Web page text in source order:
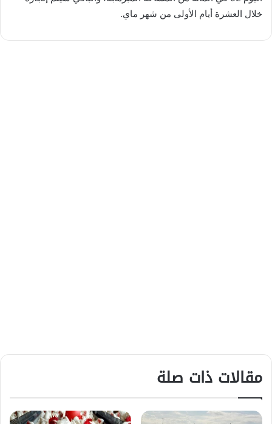
خلال العشرة أيام الأولى من شهر ماي.
مقالات ذات صلة